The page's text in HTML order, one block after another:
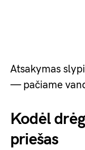
Atsakymas
— pačiame
Kodėl
priešas